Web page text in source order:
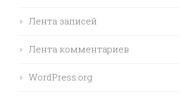
Лента записей
Лента комментариев
WordPress.org